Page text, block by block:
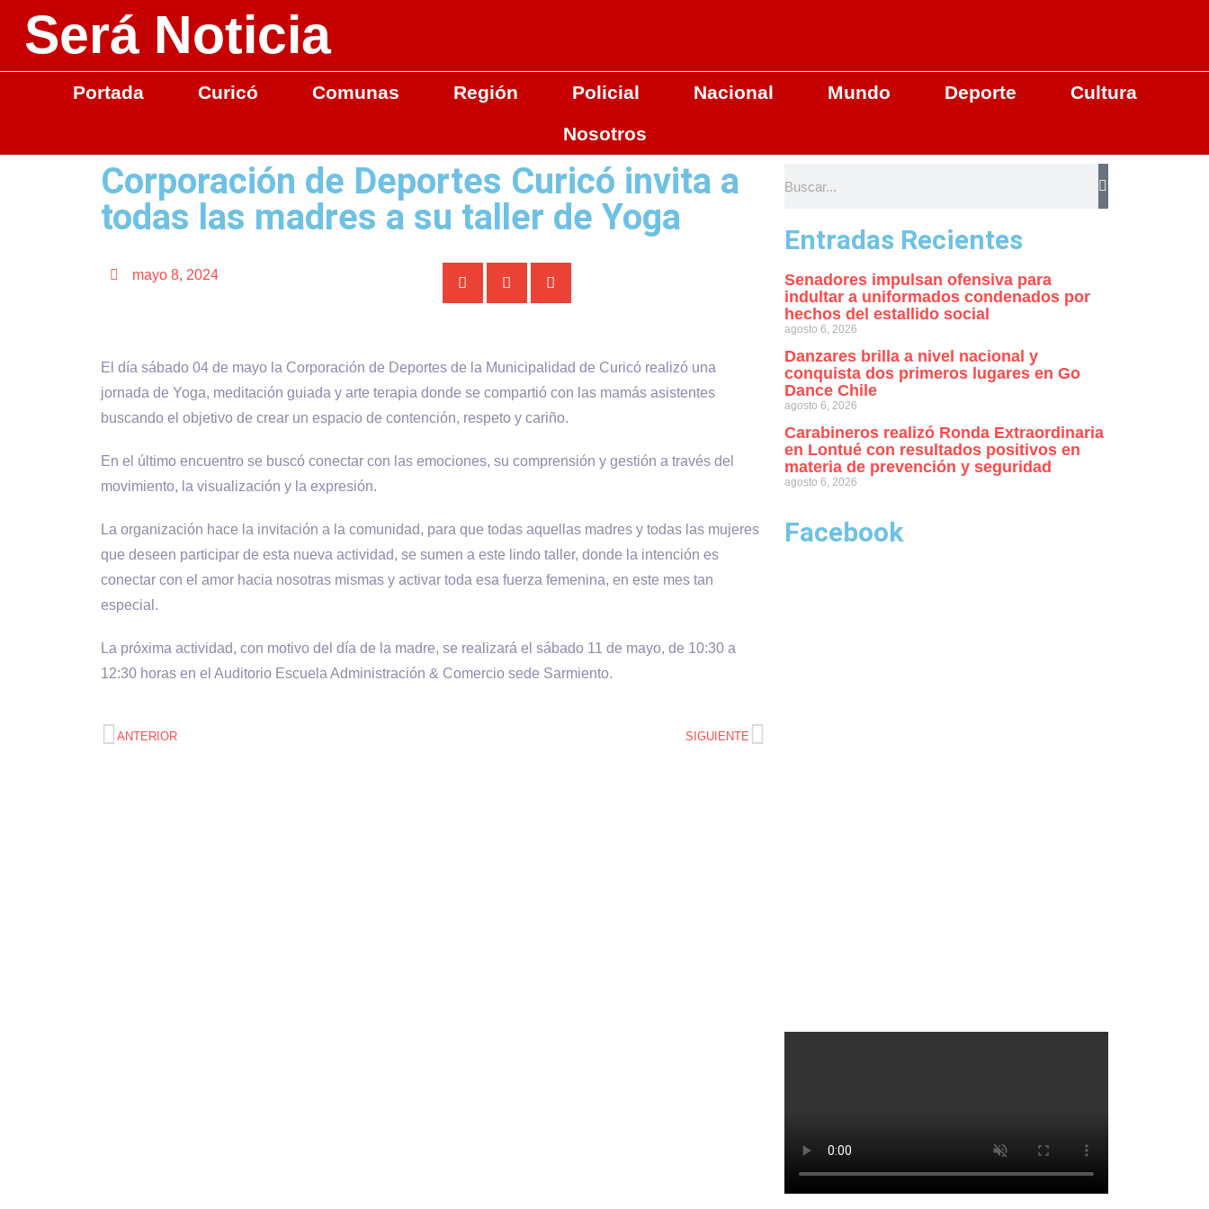
Será Noticia
Portada Curicó Comunas Región Policial Nacional Mundo Deporte
Cultura
Nosotros
Corporación de Deportes Curicó invita a
todas las madres a su taller de Yoga
mayo 8, 2024
El día sábado 04 de mayo la Corporación de Deportes de la Municipalidad de Curicó realizó una
jornada de Yoga, meditación guiada y arte terapia donde se compartió con las mamás asistentes
buscando el objetivo de crear un espacio de contención, respeto y cariño.
En el último encuentro se buscó conectar con las emociones, su comprensión y gestión a través del
movimiento, la visualización y la expresión.
La organización hace la invitación a la comunidad, para que todas aquellas madres y todas las mujeres
que deseen participar de esta nueva actividad, se sumen a este lindo taller, donde la intención es
conectar con el amor hacia nosotras mismas y activar toda esa fuerza femenina, en este mes tan
especial.
La próxima actividad, con motivo del día de la madre, se realizará el sábado 11 de mayo, de 10:30 a
12:30 horas en el Auditorio Escuela Administración & Comercio sede Sarmiento.
ANTERIOR SIGUIENTE
Entradas Recientes
Senadores impulsan ofensiva para
indultar a uniformados condenados por
hechos del estallido social
agosto 6, 2026
Danzares brilla a nivel nacional y
conquista dos primeros lugares en Go
Dance Chile
agosto 6, 2026
Carabineros realizó Ronda Extraordinaria
en Lontué con resultados positivos en
materia de prevención y seguridad
agosto 6, 2026
Facebook